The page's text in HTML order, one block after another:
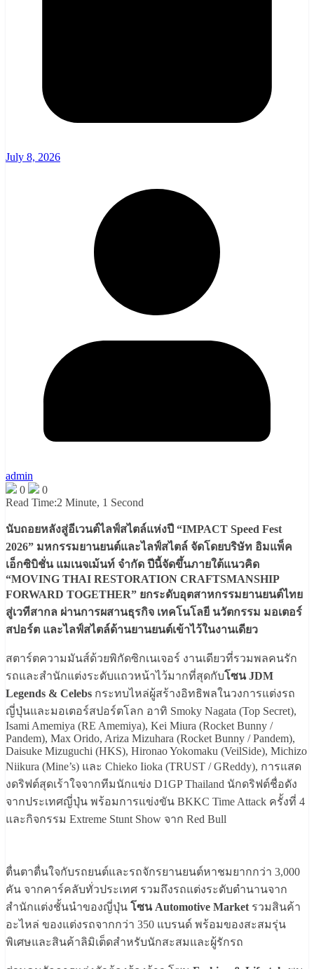
July 8, 2026
admin
0
0
Read Time:2 Minute, 1 Second
นับถอยหลังสู่อีเวนต์ไลฟ์สไตล์แห่งปี “IMPACT Speed Fest
2026” มหกรรมยานยนต์และไลฟ์สไตล์ จัดโดยบริษัท อิมแพ็ค
เอ็กซิบิชั่น แมเนจเม้นท์ จำกัด ปีนี้จัดขึ้นภายใต้แนวคิด
“MOVING THAI RESTORATION CRAFTSMANSHIP
FORWARD TOGETHER” ยกระดับอุตสาหกรรมยานยนต์ไทย
สู่เวทีสากล ผ่านการผสานธุรกิจ เทคโนโลยี นวัตกรรม มอเตอร์
สปอร์ต และไลฟ์สไตล์ด้านยานยนต์เข้าไว้ในงานเดียว
สตาร์ตความมันส์ด้วยพิกัดซิกเนเจอร์ งานเดียวที่รวมพลคนรัก
รถและสำนักแต่งระดับแถวหน้าไว้มากที่สุดกับโซน JDM
Legends & Celebs กระทบไหล่ผู้สร้างอิทธิพลในวงการแต่งรถ
ญี่ปุ่นและมอเตอร์สปอร์ตโลก อาทิ Smoky Nagata (Top Secret),
Isami Amemiya (RE Amemiya), Kei Miura (Rocket Bunny /
Pandem), Max Orido, Ariza Mizuhara (Rocket Bunny / Pandem),
Daisuke Mizuguchi (HKS), Hironao Yokomaku (VeilSide), Michizo
Niikura (Mine’s) และ Chieko Iioka (TRUST / GReddy), การแสด
งดริฟต์สุดเร้าใจจากทีมนักแข่ง D1GP Thailand นักดริฟต์ชื่อดัง
จากประเทศญี่ปุ่น พร้อมการแข่งขัน BKKC Time Attack ครั้งที่ 4
และกิจกรรม Extreme Stunt Show จาก Red Bull
ตื่นตาตื่นใจกับรถยนต์และรถจักรยานยนต์หาชมยากกว่า 3,000
คัน จากคาร์คลับทั่วประเทศ รวมถึงรถแต่งระดับตำนานจาก
สำนักแต่งชั้นนำของญี่ปุ่น โซน Automotive Market รวมสินค้า
อะไหล่ ของแต่งรถจากกว่า 350 แบรนด์ พร้อมของสะสมรุ่น
พิเศษและสินค้าลิมิเต็ดสำหรับนักสะสมและผู้รักรถ